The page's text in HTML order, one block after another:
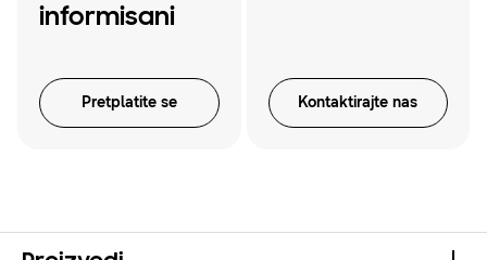
informisani
Pretplatite se Kontaktirajte nas